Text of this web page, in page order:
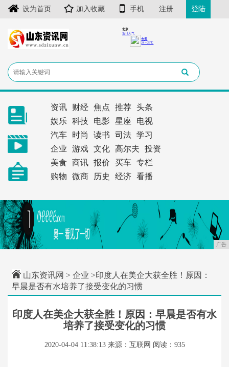
设为首页 加入收藏 手机 注册 登陆
资讯 财经 焦点 推荐
头条
娱乐
科技 电影 星座
电视
汽车
时尚 读书 司法
学习
企业
游戏 文化 高尔夫
投资
美食
商讯 报价 买车
专栏
购物
微商 历史 经济 看播
广告
山东资讯网 > 企业 >印度人在美企大获全胜！原因：
早晨是否有水培养了接受变化的习惯
印度人在美企大获全胜！原因：早晨是否有水
培养了接受变化的习惯
2020-04-04 11:38:13 来源：互联网 阅读：935